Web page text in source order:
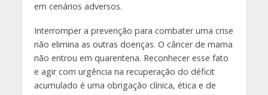
em cenários adversos.
Interromper a prevenção para combater uma crise
não elimina as outras doenças. O câncer de mama
não entrou em quarentena. Reconhecer esse fato
e agir com urgência na recuperação do déficit
acumulado é uma obrigação clínica, ética e de